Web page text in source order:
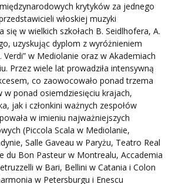
krytyków za jednego
włoskiej muzyki
się w wielkich szkołach B. Seidlhofera, A.
uzyskując dyplom z wyróżnieniem
Verdi” w Mediolanie oraz w Akademiach
Przez wiele lat prowadziła intensywną
co zaowocowało ponad trzema
ponad osiemdziesięciu krajach,
jak i członkini ważnych zespołów
w imieniu najważniejszych
(Piccola Scala w Mediolanie,
Salle Gaveau w Paryżu, Teatro Real
du Bon Pasteur w Montrealu, Accademia
w Bari, Bellini w Catania i Colon
w Petersburgu i Enescu